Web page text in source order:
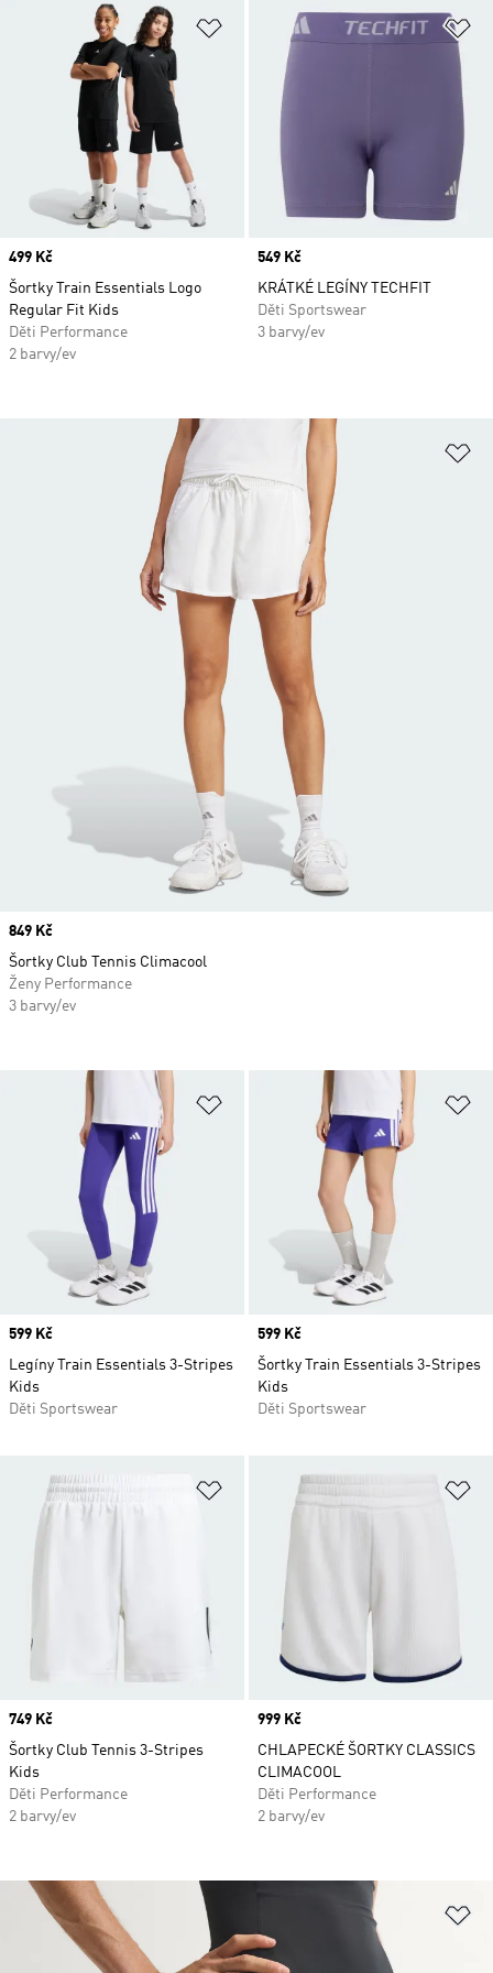
Přidat do seznamu přání
Price
499 Kč
Šortky Train Essentials Logo
Regular Fit Kids
Děti Performance
2 barvy/ev
Price
549 Kč
KRÁTKÉ LEGÍNY TECHFIT
Děti Sportswear
3 barvy/ev
Přidat do seznamu přání
Price
599 Kč
Legíny Train Essentials 3-Stripes
Kids
Děti Sportswear
Price
599 Kč
Šortky Train Essentials 3-Stripes
Kids
Děti Sportswear
Přidat do seznamu přání
Price
749 Kč
Šortky Club Tennis 3-Stripes
Kids
Děti Performance
2 barvy/ev
Price
999 Kč
CHLAPECKÉ ŠORTKY CLASSICS
CLIMACOOL
Děti Performance
2 barvy/ev
Price
849 Kč
Šortky Club Tennis Climacool
Ženy Performance
3 barvy/ev